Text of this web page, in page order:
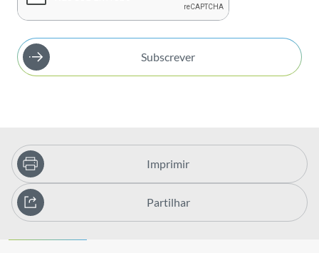
Subscrever
Imprimir
Partilhar